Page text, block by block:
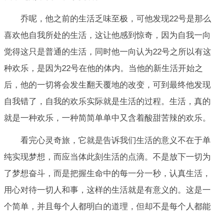
乔呢，他之前的生活乏味至极，可他发现22号是那么
喜欢他自我所处的生活，这让他感到惊奇，因为自我一向
觉得这只是普通的生活，同时他一向认为22号之所以有这
种欢乐，是因为22号在他的体内。当他的新生活开始之
后，他的一切将会发生翻天覆地的改变，可到最终他发现
自我错了，自我的欢乐实际就是生活的过程。生活，真的
就是一种欢乐，一种简简单单中又含着酸甜苦辣的欢乐。
看完心灵奇旅，它就是告诉我们生活的意义不在于单
纯实现梦想，而应当体此刻生活的点滴。不是放下一切为
了梦想奋斗，而是把握生命中的每一分一秒，认真生活，
用心对待一切人和事，这样的生活就是有意义的。这是一
个简单，并且每个人都明白的道理，但却不是每个人都能